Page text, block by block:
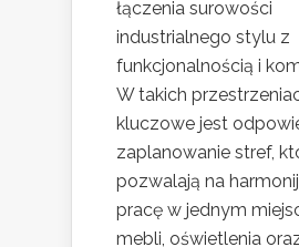
łączenia surowości
industrialnego stylu z
funkcjonalnością i
W takich
kluczowe jest
zaplanowanie stref,
pozwalają na
pracę w jednym
mebli, oświetlenia